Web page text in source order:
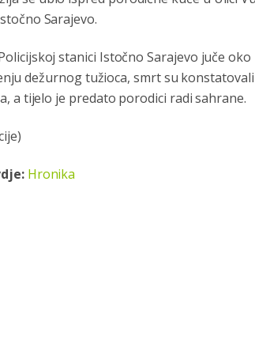
Sarajevo.
stanici Istočno Sarajevo juče
dežurnog tužioca, smrt su
a tijelo je predato porodici radi sahrane.
Hronika